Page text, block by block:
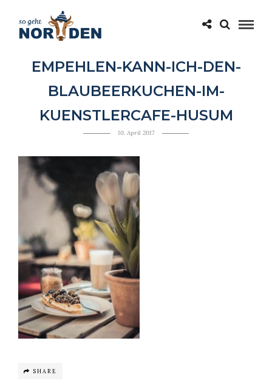
EMPEHLEN-KANN-ICH-DEN-
BLAUBEERKUCHEN-IM-
KUENSTLERCAFE-HUSUM
10. April 2017
SHARE